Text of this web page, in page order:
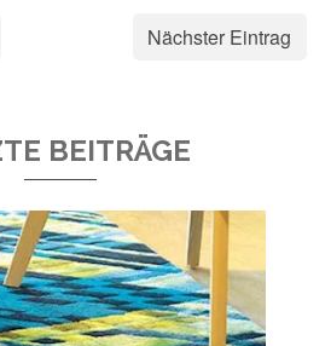
Nächster Eintrag
BEITRÄGE